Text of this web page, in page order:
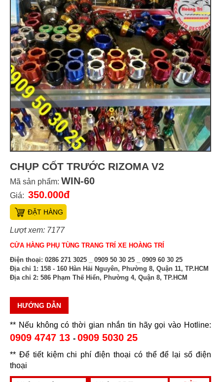
CHỤP CỐT TRƯỚC RIZOMA V2
Mã sản phẩm: WIN-60
Giá: 350.000đ
ĐẶT HÀNG
Lượt xem: 7177
CỬA HÀNG PHỤ TÙNG TRANG TRÍ XE HOÀNG TRÍ
Điện thoại: 0286 271 3025 _ 0909 50 30 25 _ 0909 60 30 25
Địa chỉ 1: 158 - 160 Hàn Hải Nguyên, Phường 8, Quận 11, TP.HCM
Địa chỉ 2: 586 Phạm Thế Hiển, Phường 4, Quận 8, TP.HCM
HƯỚNG DẪN
** Nếu không có thời gian nhắn tin hãy gọi vào Hotline:
0909 4747 13 - 0909 5030 25
** Để tiết kiệm chi phí điện thoại có thể để lại số điện
thoại